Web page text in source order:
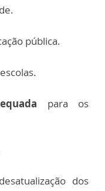
pública.
para os
dos